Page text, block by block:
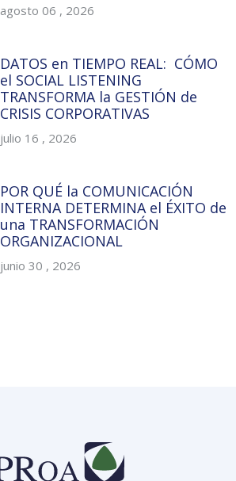
agosto 06 , 2026
DATOS en TIEMPO REAL: CÓMO
el SOCIAL LISTENING
TRANSFORMA la GESTIÓN de
CRISIS CORPORATIVAS
julio 16 , 2026
POR QUÉ la COMUNICACIÓN
INTERNA DETERMINA el ÉXITO de
una TRANSFORMACIÓN
ORGANIZACIONAL
junio 30 , 2026